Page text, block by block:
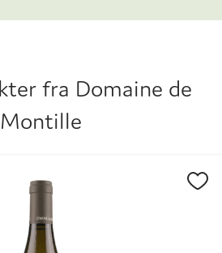
fra Domaine de
Montille